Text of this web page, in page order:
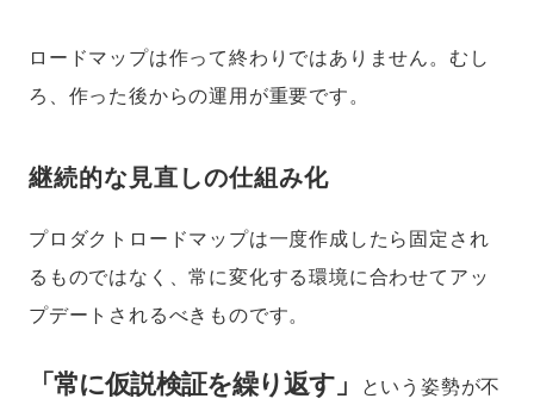
ロードマップは作って終わりではありません。むし
ろ、作った後からの運用が重要です。
継続的な見直しの仕組み化
プロダクトロードマップは一度作成したら固定され
るものではなく、常に変化する環境に合わせてアッ
プデートされるべきものです。
「常に仮説検証を繰り返す」 という姿勢が不